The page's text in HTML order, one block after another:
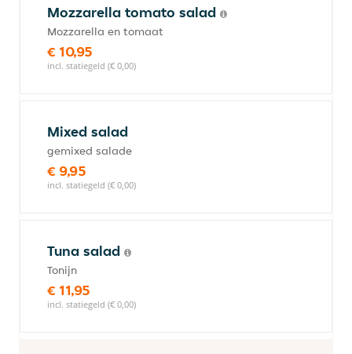
Mozzarella tomato salad
Mozzarella en tomaat
€ 10,95
incl. statiegeld (€ 0,00)
Mixed salad
gemixed salade
€ 9,95
incl. statiegeld (€ 0,00)
Tuna salad
Tonijn
€ 11,95
incl. statiegeld (€ 0,00)